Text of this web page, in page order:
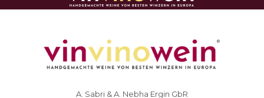
A. Sabri & A. Nebha Ergin GbR